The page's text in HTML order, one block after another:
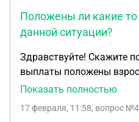
Положены ли какие
данной ситуации?
Здравствуйте! Скажите
выплаты положены
участников в ходе сво ?
38 лет и 2
Показать полностью
17 февраля, 11:58, вопрос